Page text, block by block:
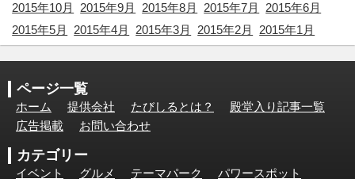
2015年10月
2015年9月 2015年8月 2015年7月
2015年6月
2015年5月
2015年4月 2015年3月 2015年2月 2015年1月
ページ一覧
ホーム 提供会社 たびしるとは？
殿堂入り記事一覧
広告掲載
お問い合わせ
カテゴリー
イベント グルメ テーマパーク パワースポット